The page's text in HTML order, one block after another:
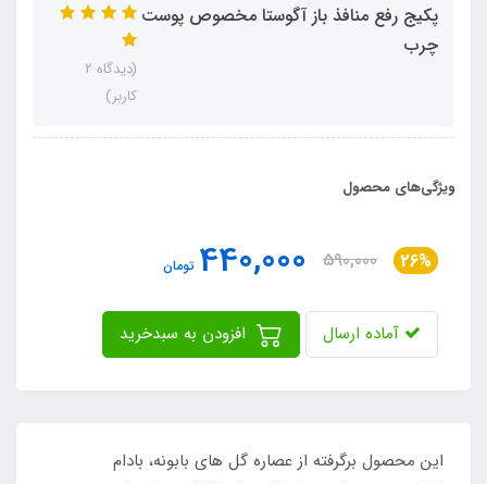
پکیج رفع منافذ باز آگوستا مخصوص پوست
چرب
(دیدگاه 2
کاربر)
ویژگی‌های محصول
26%
590,000
440,000 تومان
آماده ارسال
این محصول برگرفته از عصاره گل های بابونه، بادام